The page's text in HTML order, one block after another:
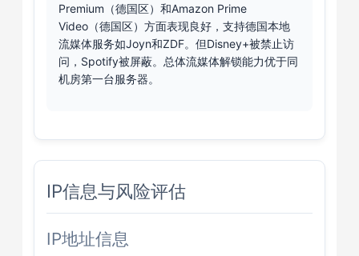
Premium（德国区）和Amazon Prime
Video（德国区）方面表现良好，支持德国本地
流媒体服务如Joyn和ZDF。但Disney+被禁止访
问，Spotify被屏蔽。总体流媒体解锁能力优于同
机房第一台服务器。
IP信息与风险评估
IP地址信息